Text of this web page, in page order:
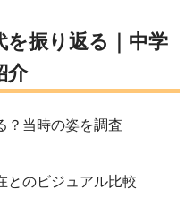
を振り返る｜中学
介
？当時の姿を調査
とのビジュアル比較